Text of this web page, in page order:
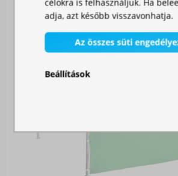
célokra is felhasználjuk. Ha
adja, azt később visszavonhatja.
Az összes süti
Beállítások